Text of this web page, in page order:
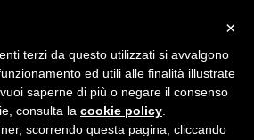
×
terzi da questo utilizzati si avvalgono
ed utili alle finalità illustrate
saperne di più o negare il consenso
consulta la cookie policy
scorrendo questa pagina, cliccando